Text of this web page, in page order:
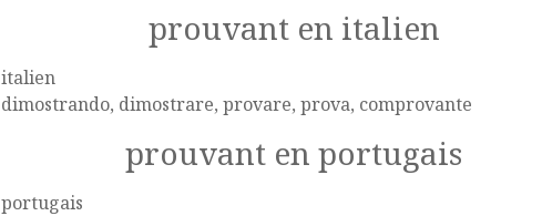
prouvant en italien
italien
dimostrando, dimostrare, provare, prova, comprovante
prouvant en portugais
portugais